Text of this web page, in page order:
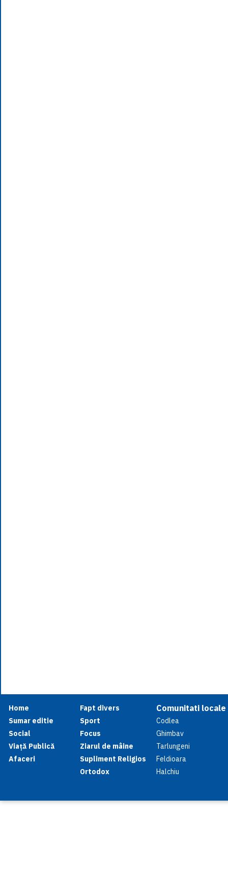
Home
Sumar editie
Social
Viață Publică
Afaceri
Fapt divers
Sport
Focus
Ziarul de mâine
Supliment Religios
Ortodox
Comunitati locale
Codlea
Ghimbav
Tarlungeni
Feldioara
Halchiu